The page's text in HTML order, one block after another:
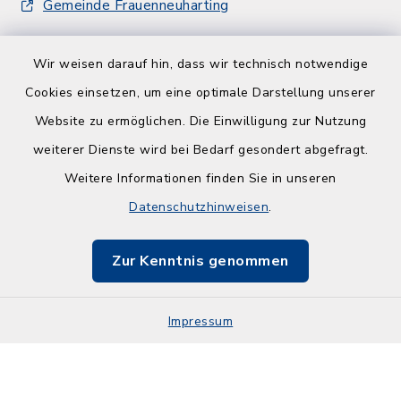
Wir weisen darauf hin, dass wir technisch notwendige
Cookies einsetzen, um eine optimale Darstellung unserer
Website zu ermöglichen. Die Einwilligung zur Nutzung
weiterer Dienste wird bei Bedarf gesondert abgefragt.
Weitere Informationen finden Sie in unseren
Datenschutzhinweisen.
Zur Kenntnis genommen
Impressum
Gemeinde Frauenneuharting
Barrierefreiheit
Sitemap